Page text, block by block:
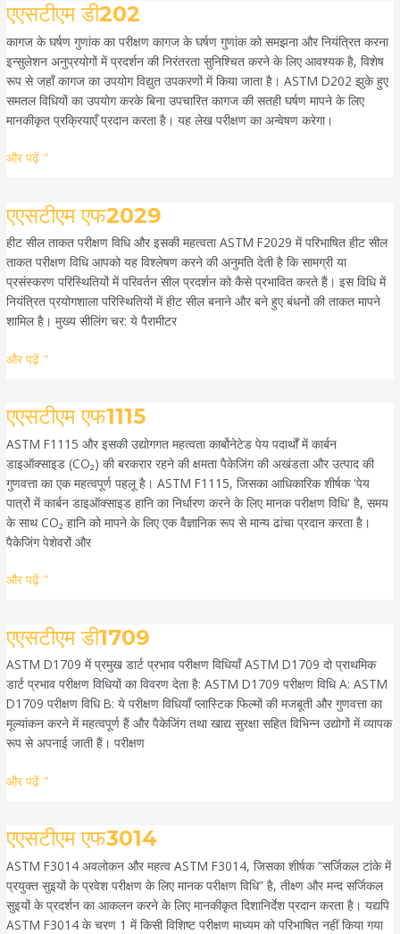
एएसटीएम डी202
कागज के घर्षण गुणांक का परीक्षण कागज के घर्षण गुणांक को समझना और नियंत्रित करना
इन्सुलेशन अनुप्रयोगों में प्रदर्शन की निरंतरता सुनिश्चित करने के लिए आवश्यक है, विशेष
रूप से जहाँ कागज का उपयोग विद्युत उपकरणों में किया जाता है। ASTM D202 झुके हुए
समतल विधियों का उपयोग करके बिना उपचारित कागज की सतही घर्षण मापने के लिए
मानकीकृत प्रक्रियाएँ प्रदान करता है। यह लेख परीक्षण का अन्वेषण करेगा।
एएसटीएम
डी202
और पढ़ें "
एएसटीएम एफ2029
हीट सील ताकत परीक्षण विधि और इसकी महत्वता ASTM F2029 में परिभाषित हीट सील
ताकत परीक्षण विधि आपको यह विश्लेषण करने की अनुमति देती है कि सामग्री या
प्रसंस्करण परिस्थितियों में परिवर्तन सील प्रदर्शन को कैसे प्रभावित करते हैं। इस विधि में
नियंत्रित प्रयोगशाला परिस्थितियों में हीट सील बनाने और बने हुए बंधनों की ताकत मापने
शामिल है। मुख्य सीलिंग चर: ये पैरामीटर
एएसटीएम
एफ2029
और पढ़ें "
एएसटीएम एफ1115
ASTM F1115 और इसकी उद्योगगत महत्वता कार्बोनेटेड पेय पदार्थों में कार्बन
डाइऑक्साइड (CO₂) की बरकरार रहने की क्षमता पैकेजिंग की अखंडता और उत्पाद की
गुणवत्ता का एक महत्वपूर्ण पहलू है। ASTM F1115, जिसका आधिकारिक शीर्षक 'पेय
पात्रों में कार्बन डाइऑक्साइड हानि का निर्धारण करने के लिए मानक परीक्षण विधि' है, समय
के साथ CO₂ हानि को मापने के लिए एक वैज्ञानिक रूप से मान्य ढांचा प्रदान करता है।
पैकेजिंग पेशेवरों और
एएसटीएम
एफ1115
और पढ़ें "
एएसटीएम डी1709
ASTM D1709 में प्रमुख डार्ट प्रभाव परीक्षण विधियाँ ASTM D1709 दो प्राथमिक
डार्ट प्रभाव परीक्षण विधियों का विवरण देता है: ASTM D1709 परीक्षण विधि A: ASTM
D1709 परीक्षण विधि B: ये परीक्षण विधियाँ प्लास्टिक फिल्मों की मजबूती और गुणवत्ता का
मूल्यांकन करने में महत्वपूर्ण हैं और पैकेजिंग तथा खाद्य सुरक्षा सहित विभिन्न उद्योगों में व्यापक
रूप से अपनाई जाती हैं। परीक्षण
एएसटीएम
डी1709
और पढ़ें "
एएसटीएम एफ3014
ASTM F3014 अवलोकन और महत्व ASTM F3014, जिसका शीर्षक “सर्जिकल टांके में
प्रयुक्त सुइयों के प्रवेश परीक्षण के लिए मानक परीक्षण विधि” है, तीक्ष्ण और मन्द सर्जिकल
सुइयों के प्रदर्शन का आकलन करने के लिए मानकीकृत दिशानिर्देश प्रदान करता है। यद्यपि
ASTM F3014 के चरण 1 में किसी विशिष्ट परीक्षण माध्यम को परिभाषित नहीं किया गया
एएसटीएम
एफ3014